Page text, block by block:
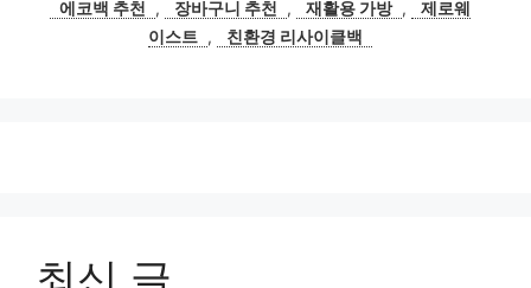
리
에코백 추천
, 장바구니 추천 , 재활용 가방 ,
제로웨
이스트 , 친환경 리사이클백
최신 글